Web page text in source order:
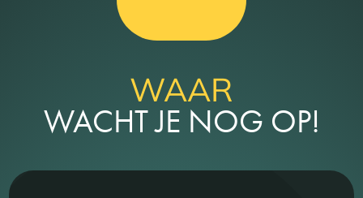
WAAR
WACHT JE NOG OP!